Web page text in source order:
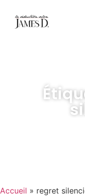
Accueil » regret